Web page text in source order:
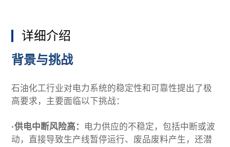
详细介绍
背景与挑战
石油化工行业对电力系统的稳定性和可靠性提出了极
高要求，主要面临以下挑战：
·供电中断风险高： 电力供应的不稳定，包括中断或波
动，直接导致生产线暂停运行、废品废料产生，还潜